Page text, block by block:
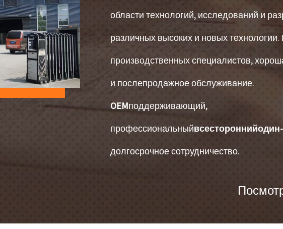
области технологий, исследований и
различных высоких и новых технологии.
производственных специалистов,
и послепродажное обслуживание.
OEMподдерживающий,
профессиональныйвсестороннийодин
долгосрочное сотрудничество.